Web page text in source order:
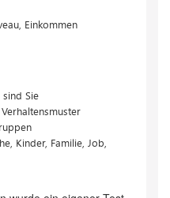
Einkommen
sind Sie
Kinder, Familie, Job,